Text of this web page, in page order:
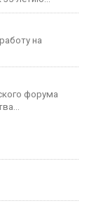
их имя в
айс»
пожаров
с
адресный